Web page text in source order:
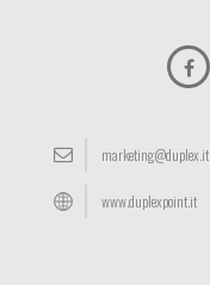
marketing@duplex.it
www.duplexpoint.it